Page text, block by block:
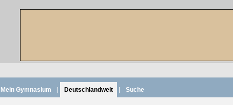
Mein Gymnasium Deutschlandweit Suche